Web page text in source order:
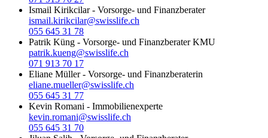
Ismail Kirikcilar- Vorsorge- und Finanzberater
ismail.kirikcilar@swisslife.ch
055 645 31 78
Patrik Küng - Vorsorge- und Finanzberater KMU
patrik.kueng@swisslife.ch
071 913 70 17
Eliane Müller- Vorsorge- und Finanzberaterin
eliane.mueller@swisslife.ch
055 645 31 77
Kevin Romani - Immobilienexperte
kevin.romani@swisslife.ch
055 645 31 70